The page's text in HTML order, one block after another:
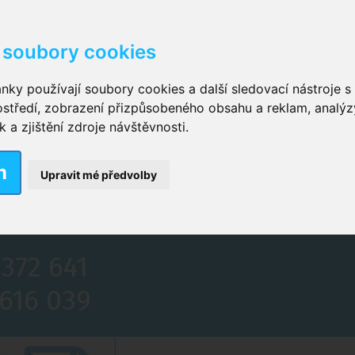
cookies
používají soubory cookies a další sledovací nástroje s
zobrazení přizpůsobeného obsahu a reklam,
a zjištění zdroje návštěvnosti.
Upravit mé předvolby
kalhotky zalepovací ,Inkontinenční kalhotky
vložky pro muže
plavky,Dámské inkontinenční plavky